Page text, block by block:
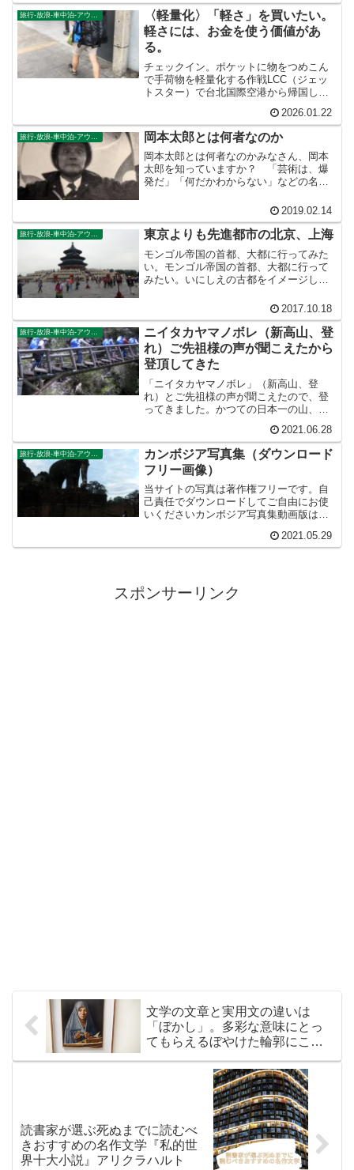
旅行-放浪-車中泊-アウトドア
〈軽量化〉「軽さ」を買いたい。
軽さには、お金を使う価値があ
る。
チェックイン。ポケットに物をつめこん
で手荷物を軽量化する作戦LCC（ジェッ
トスター）で台北国際空港から帰国しま
検査は、すべての手荷物を合計して７キ
ロ以内という厳しい関門でした。計量の
段階で、飲み水、おにぎ...
2026.01.22
岡本太郎とは何者なのか
岡本太郎とは何者なのかみなさん、岡本
太郎を知っていますか？ 「芸術は、爆
発だ」「何だかわからない」などの名セ
芸術家の一人であります。現在、岡本太
郎をもっとも身近に感じている人は、大
阪吹田市千里の万博記念公...
2019.02.14
旅行-放浪-車中泊-アウトドア 東京よりも先進都市の北京、上海
モンゴル帝国の首都、大都に行ってみた
い。モンゴル帝国の首都、大都に行って
みたい。いにしえの古都をイメージして
た。町中で店員がドローンを宙に浮かせ
ないような片足スケボーみ...
2017.10.18
旅行-放浪-車中泊-アウトドア
ニイタカヤマノボレ（新高山、登
れ）ご先祖様の声が聞こえたから
登頂してきた
「ニイタカヤマノボレ」（新高山、登
れ）とご先祖様の声が聞こえたので、登
ってきました。かつての日本一の山、新
アメリカに戦争しかける気か、というぐ
らい日本人の登山者でいっぱいでした。
みんな、ご先祖様の声が聞こえたんだろ
うな。
2021.06.28
カンボジア写真集（ダウンロード
フリー画像）
当サイトの写真は著作権フリーです。自
己責任でダウンロードしてご自由にお使
いくださいカンボジア写真集動画版はこ
価、チャンネル登録もお願いします。 世
界と取り囲む海を表現。テラス王。タイ
2021.05.29
スポンサーリンク
文学の文章と実用文の違いは
「ぼかし」。多彩な意味にとっ
てもらえるぼやけた輪郭にこそ
読書家が選ぶ死ぬまでに読むべ
きおすすめの名作文学『私的世
界十大小説』アリクラハルト